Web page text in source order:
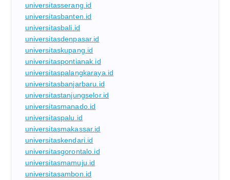
universitasserang.id
universitasbanten.id
universitasbali.id
universitasdenpasar.id
universitaskupang.id
universitaspontianak.id
universitaspalangkaraya.id
universitasbanjarbaru.id
universitastanjungselor.id
universitasmanado.id
universitaspalu.id
universitasmakassar.id
universitaskendari.id
universitasgorontalo.id
universitasmamuju.id
universitasambon.id